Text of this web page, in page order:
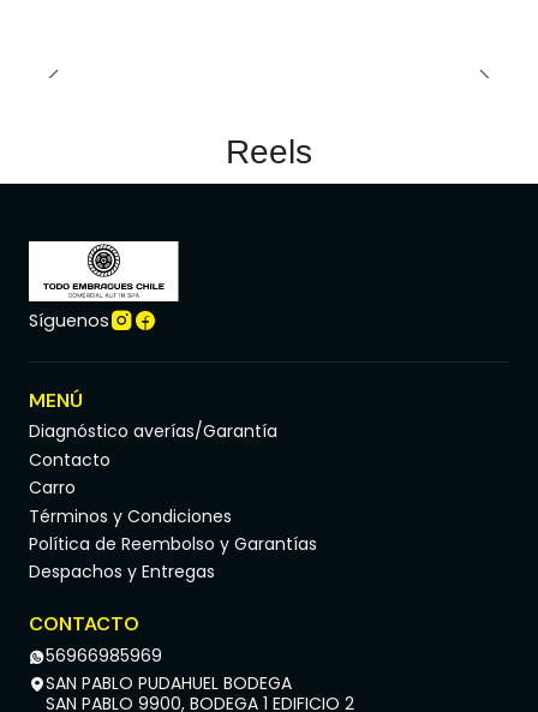
Reels
Síguenos
MENÚ
Diagnóstico averías/Garantía
Contacto
Carro
Términos y Condiciones
Política de Reembolso y Garantías
Despachos y Entregas
CONTACTO
56966985969
SAN PABLO PUDAHUEL BODEGA
SAN PABLO 9900, BODEGA 1 EDIFICIO 2